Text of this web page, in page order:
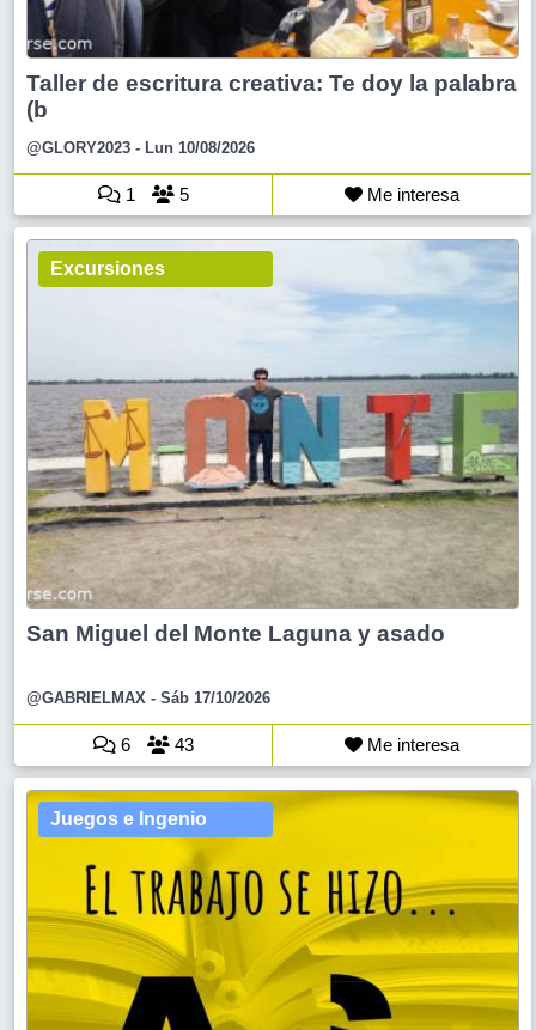
Taller de escritura creativa: Te doy la palabra
(b
@GLORY2023 - Lun 10/08/2026
1 5 Me interesa
Excursiones
San Miguel del Monte Laguna y asado
@GABRIELMAX - Sáb 17/10/2026
6 43 Me interesa
Juegos e Ingenio